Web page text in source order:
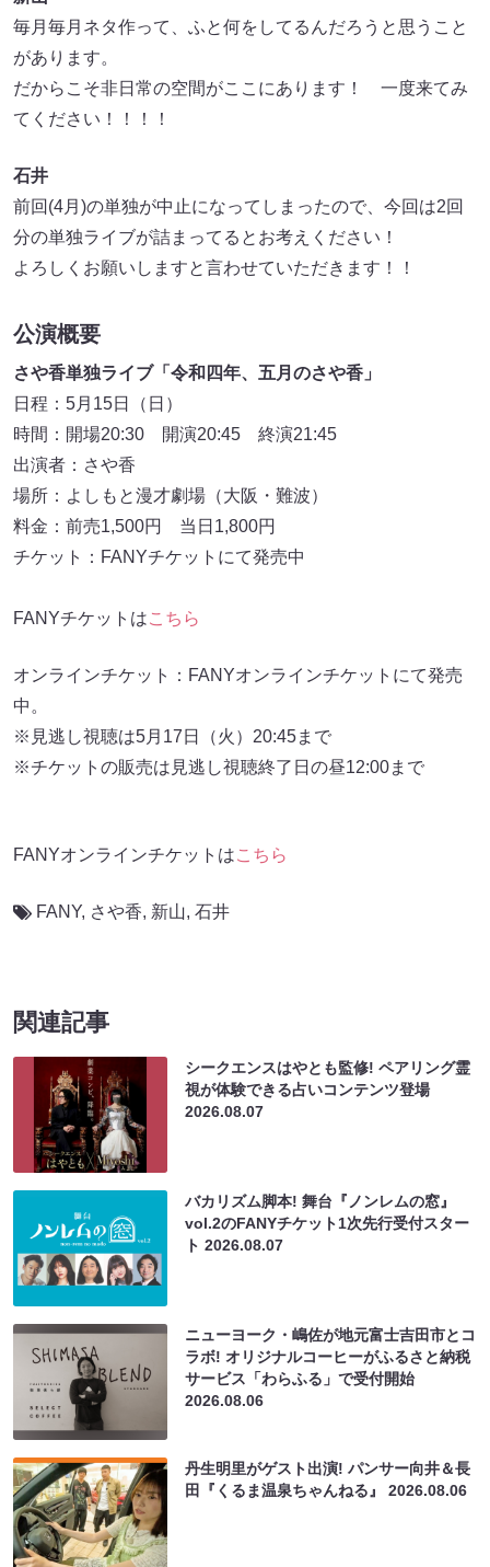
毎月毎月ネタ作って、ふと何をしてるんだろうと思うこと
があります。
だからこそ非日常の空間がここにあります！ 一度来てみ
てください！！！！
石井
前回(4月)の単独が中止になってしまったので、今回は2回
分の単独ライブが詰まってるとお考えください！
よろしくお願いしますと言わせていただきます！！
公演概要
さや香単独ライブ「令和四年、五月のさや香」
日程：5月15日（日）
時間：開場20:30 開演20:45 終演21:45
出演者：さや香
場所：よしもと漫才劇場（大阪・難波）
料金：前売1,500円 当日1,800円
チケット：FANYチケットにて発売中
FANYチケットはこちら
オンラインチケット：FANYオンラインチケットにて発売
中。
※見逃し視聴は5月17日（火）20:45まで
※チケットの販売は見逃し視聴終了日の昼12:00まで
FANYオンラインチケットはこちら
FANY, さや香, 新山, 石井
関連記事
シークエンスはやとも監修! ペアリング霊
視が体験できる占いコンテンツ登場
2026.08.07
バカリズム脚本! 舞台『ノンレムの窓』
vol.2のFANYチケット1次先行受付スター
ト2026.08.07
ニューヨーク・嶋佐が地元富士吉田市とコ
ラボ! オリジナルコーヒーがふるさと納税
サービス「わらふる」で受付開始
2026.08.06
丹生明里がゲスト出演! パンサー向井＆長
田『くるま温泉ちゃんねる』2026.08.06